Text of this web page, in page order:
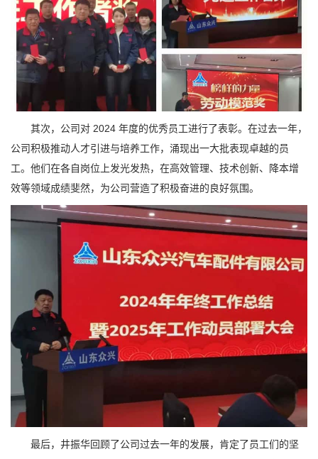
其次，公司对 2024 年度的优秀员工进行了表彰。在过去一年，
公司积极推动人才引进与培养工作，涌现出一大批表现卓越的员
工。他们在各自岗位上发光发热，在高效管理、技术创新、降本增
效等领域成绩斐然，为公司营造了积极奋进的良好氛围。
最后，井振华回顾了公司过去一年的发展，肯定了员工们的坚